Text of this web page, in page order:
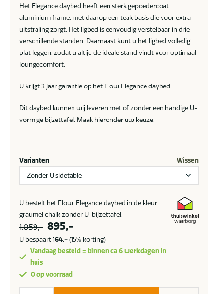
Het Elegance daybed heeft een sterk gepoedercoat
aluminium frame, met daarop een teak basis die voor extra
uitstraling zorgt. Het ligbed is eenvoudig verstelbaar in drie
verschillende standen. Daarnaast kunt u het ligbed volledig
plat leggen, zodat u altijd de ideale stand vindt voor optimaal
loungecomfort.
U krijgt 3 jaar garantie op het Flow Elegance daybed.
Dit daybed kunnen wij leveren met of zonder een handige U-
vormige bijzettafel. Maak hieronder uw keuze.
Varianten Wissen
U bestelt het Flow. Elegance daybed in de kleur
graumel chalk zonder U-bijzettafel.
1.059,- Oorspronkelijke
prijs
was:
895,-
prijs
is:
U bespaart164,-(15% korting)
Vandaag besteld = binnen ca 6 werkdagen in
huis
0 op voorraad